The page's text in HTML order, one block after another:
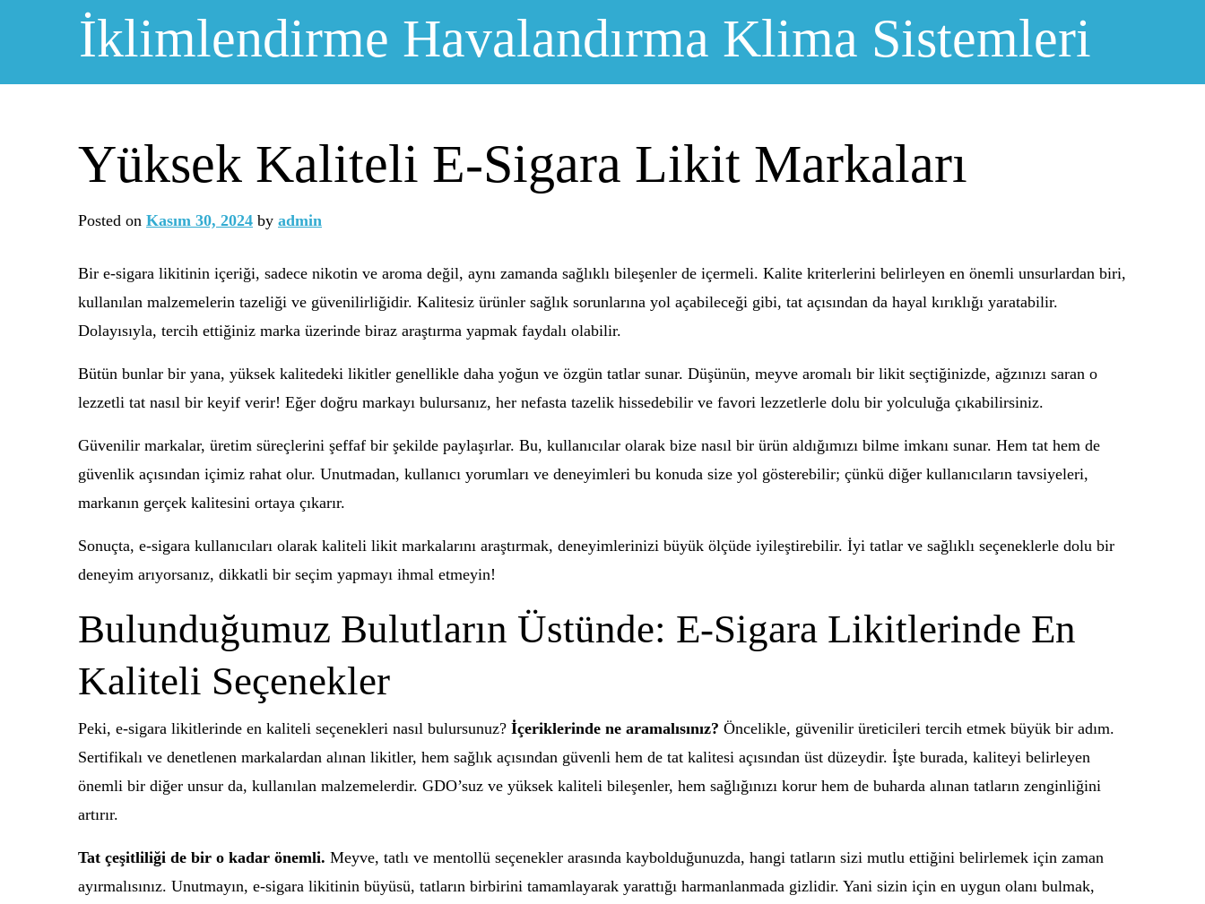
İklimlendirme Havalandırma Klima Sistemleri
Yüksek Kaliteli E-Sigara Likit Markaları
Posted on Kasım 30, 2024 by admin
Bir e-sigara likitinin içeriği, sadece nikotin ve aroma değil, aynı zamanda sağlıklı bileşenler de içermeli. Kalite kriterlerini belirleyen en önemli unsurlardan biri,
kullanılan malzemelerin tazeliği ve güvenilirliğidir. Kalitesiz ürünler sağlık sorunlarına yol açabileceği gibi, tat açısından da hayal kırıklığı yaratabilir.
Dolayısıyla, tercih ettiğiniz marka üzerinde biraz araştırma yapmak faydalı olabilir.
Bütün bunlar bir yana, yüksek kalitedeki likitler genellikle daha yoğun ve özgün tatlar sunar. Düşünün, meyve aromalı bir likit seçtiğinizde, ağzınızı saran o
lezzetli tat nasıl bir keyif verir! Eğer doğru markayı bulursanız, her nefasta tazelik hissedebilir ve favori lezzetlerle dolu bir yolculuğa çıkabilirsiniz.
Güvenilir markalar, üretim süreçlerini şeffaf bir şekilde paylaşırlar. Bu, kullanıcılar olarak bize nasıl bir ürün aldığımızı bilme imkanı sunar. Hem tat hem de
güvenlik açısından içimiz rahat olur. Unutmadan, kullanıcı yorumları ve deneyimleri bu konuda size yol gösterebilir; çünkü diğer kullanıcıların tavsiyeleri,
markanın gerçek kalitesini ortaya çıkarır.
Sonuçta, e-sigara kullanıcıları olarak kaliteli likit markalarını araştırmak, deneyimlerinizi büyük ölçüde iyileştirebilir. İyi tatlar ve sağlıklı seçeneklerle dolu bir
deneyim arıyorsanız, dikkatli bir seçim yapmayı ihmal etmeyin!
Bulunduğumuz Bulutların Üstünde: E-Sigara Likitlerinde En
Kaliteli Seçenekler
Peki, e-sigara likitlerinde en kaliteli seçenekleri nasıl bulursunuz? İçeriklerinde ne aramalısınız? Öncelikle, güvenilir üreticileri tercih etmek büyük bir adım.
Sertifikalı ve denetlenen markalardan alınan likitler, hem sağlık açısından güvenli hem de tat kalitesi açısından üst düzeydir. İşte burada, kaliteyi belirleyen
önemli bir diğer unsur da, kullanılan malzemelerdir. GDO’suz ve yüksek kaliteli bileşenler, hem sağlığınızı korur hem de buharda alınan tatların zenginliğini
artırır.
Tat çeşitliliği de bir o kadar önemli. Meyve, tatlı ve mentollü seçenekler arasında kaybolduğunuzda, hangi tatların sizi mutlu ettiğini belirlemek için zaman
ayırmalısınız. Unutmayın, e-sigara likitinin büyüsü, tatların birbirini tamamlayarak yarattığı harmanlanmada gizlidir. Yani sizin için en uygun olanı bulmak,